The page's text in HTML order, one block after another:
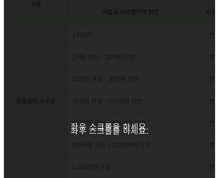
구분
적립금 자산평가액 평잔 수수
운용관리 수수료
1억미만 연
1억원 이상 ~ 10억원 미만 연
10억원 이상 ~ 30억원 미만 연
30억원 이상 ~ 100억원 미만 연
100억원 이상 ~ 500억원 미만 연
500억원 이상 ~ 1,000억원 미만 연
1,000억원 이상 연
좌우 스크롤을 하세요.
좌우 스크롤을 하세요.